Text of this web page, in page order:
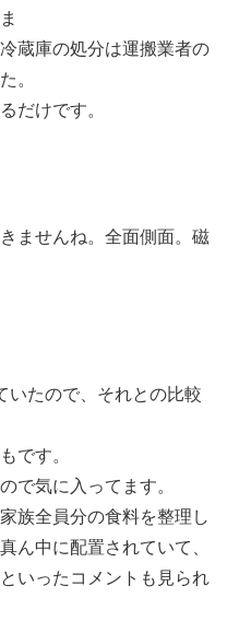
蔵庫の処分は運搬業者の
。
だけです。
ませんね。全面側面。磁
いたので、それとの比較
です。
で気に入ってます。
族全員分の食料を整理し
ん中に配置されていて、
いったコメントも見られ